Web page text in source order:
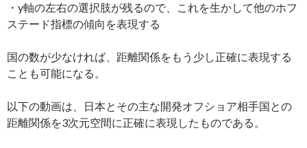
・y軸の左右の選択肢が残るので、これを生かして他のホフ
ステード指標の傾向を表現する
国の数が少なければ、距離関係をもう少し正確に表現する
ことも可能になる。
以下の動画は、日本とその主な開発オフショア相手国との
距離関係を3次元空間に正確に表現したものである。